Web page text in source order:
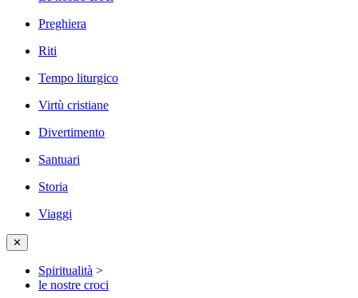
Preghiera
Riti
Tempo liturgico
Virtù cristiane
Divertimento
Santuari
Storia
Viaggi
✕
Spiritualità >
le nostre croci